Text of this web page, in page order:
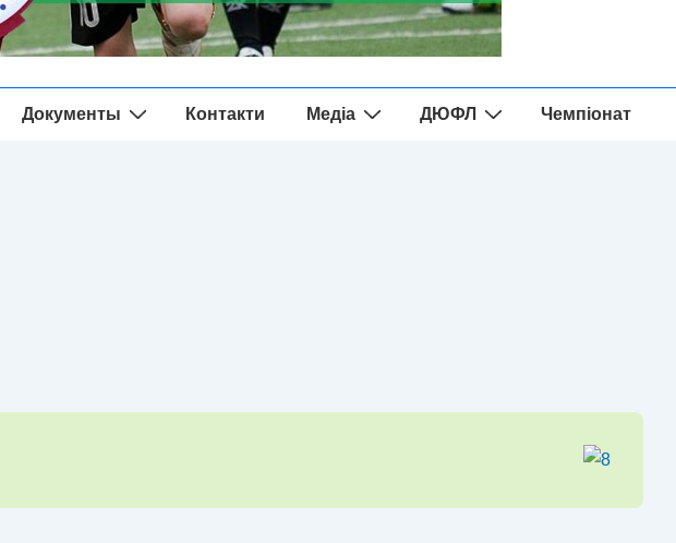
Документы Контакти Медіа ДЮФЛ Чемпіонат